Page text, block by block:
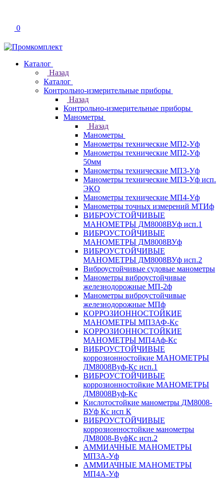
0
Каталог
Назад
Каталог
Контрольно-измерительные приборы
Назад
Контрольно-измерительные приборы
Манометры
Назад
Манометры
Манометры технические МП2-Уф
Манометры технические МП2-Уф
50мм
Манометры технические МП3-Уф
Манометры технические МП3-Уф исп.
ЭКО
Манометры технические МП4-Уф
Манометры точных измерений МТИф
ВИБРОУСТОЙЧИВЫЕ
МАНОМЕТРЫ ДМ8008ВУф исп.1
ВИБРОУСТОЙЧИВЫЕ
МАНОМЕТРЫ ДМ8008ВУф
ВИБРОУСТОЙЧИВЫЕ
МАНОМЕТРЫ ДМ8008ВУф исп.2
Виброустойчивые судовые манометры
Манометры виброустойчивые
железнодорожные МП-2ф
Манометры виброустойчивые
железнодорожные МПф
КОРРОЗИОННОСТОЙКИЕ
МАНОМЕТРЫ МП3АФ-Кс
КОРРОЗИОННОСТОЙКИЕ
МАНОМЕТРЫ МП4Аф-Кс
ВИБРОУСТОЙЧИВЫЕ
коррозионностойкие МАНОМЕТРЫ
ДМ8008Вуф-Кс исп.1
ВИБРОУСТОЙЧИВЫЕ
коррозионностойкие МАНОМЕТРЫ
ДМ8008Вуф-Кс
Кислотостойкие манометры ДМ8008-
ВУф Кс исп К
ВИБРОУСТОЙЧИВЫЕ
коррозионностойкие манометры
ДМ8008-ВуфКс исп.2
АММИАЧНЫЕ МАНОМЕТРЫ
МП3А-Уф
АММИАЧНЫЕ МАНОМЕТРЫ
МП4А-Уф